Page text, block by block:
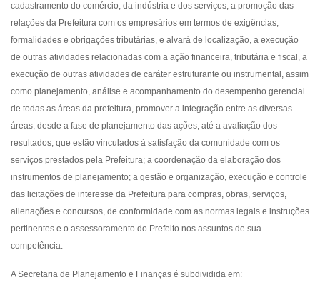
cadastramento do comércio, da indústria e dos serviços, a promoção das
relações da Prefeitura com os empresários em termos de exigências,
formalidades e obrigações tributárias, e alvará de localização, a execução
de outras atividades relacionadas com a ação financeira, tributária e fiscal, a
execução de outras atividades de caráter estruturante ou instrumental, assim
como planejamento, análise e acompanhamento do desempenho gerencial
de todas as áreas da prefeitura, promover a integração entre as diversas
áreas, desde a fase de planejamento das ações, até a avaliação dos
resultados, que estão vinculados à satisfação da comunidade com os
serviços prestados pela Prefeitura; a coordenação da elaboração dos
instrumentos de planejamento; a gestão e organização, execução e controle
das licitações de interesse da Prefeitura para compras, obras, serviços,
alienações e concursos, de conformidade com as normas legais e instruções
pertinentes e o assessoramento do Prefeito nos assuntos de sua
competência.
A Secretaria de Planejamento e Finanças é subdividida em: